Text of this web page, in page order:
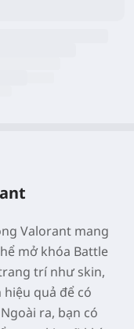
Valorant mang
mở khóa Battle
trí như skin,
quả để có
ra, bạn có